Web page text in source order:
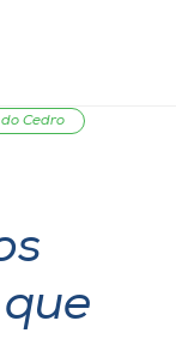
Cedro